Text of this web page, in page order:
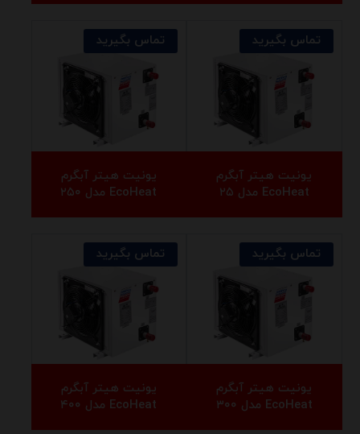
یونیت هیتر آبگرم
EcoHeat مدل ۲۵
تماس بگیرید
یونیت هیتر آبگرم
EcoHeat مدل ۲۵۰
تماس بگیرید
یونیت هیتر آبگرم
EcoHeat مدل ۳۰۰
تماس بگیرید
یونیت هیتر آبگرم
EcoHeat مدل ۴۰۰
تماس بگیرید